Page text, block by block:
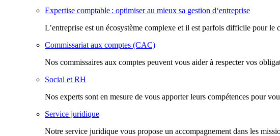
Expertise comptable : optimiser au mieux sa gestion d‘entreprise
L’entreprise est un écosystème complexe et il est parfois difficile pour le
Commissariat aux comptes (CAC)
Nos commissaires aux comptes peuvent vous aider à respecter vos
Social et RH
Nos experts sont en mesure de vous apporter leurs compétences pour
Service juridique
Notre service juridique vous propose un accompagnement dans les